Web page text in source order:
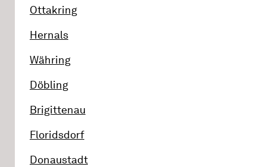
Ottakring
Hernals
Währing
Döbling
Brigittenau
Floridsdorf
Donaustadt